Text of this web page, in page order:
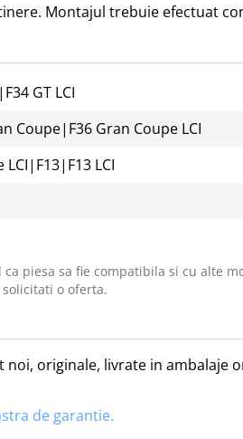
Montajul trebuie efectuat
F34 GT LCI
Coupe| F36 Gran Coupe LCI
LCI| F13| F13 LCI
piesa sa fie compatibila si cu alte
o oferta.
originale, livrate in ambalaje
de garantie.